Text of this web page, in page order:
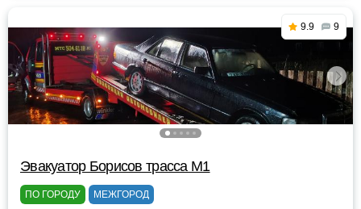
9.9 9
Эвакуатор Борисов трасса М1
ПО ГОРОДУ МЕЖГОРОД